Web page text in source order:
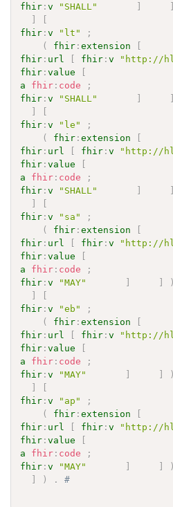
fhir :v "SHALL" ] ]
]
[
fhir :v "lt"
;
(
fhir :extension
[
fhir : url [ fhir :v
"http://
fhir :value
[
a
fhir : code
;
fhir :v "SHALL" ] ]
]
[
fhir :v "le"
;
(
fhir :extension
[
fhir : url [ fhir :v
"http://
fhir :value
[
a
fhir : code
;
fhir :v "SHALL" ] ]
]
[
fhir :v "sa"
;
(
fhir :extension
[
fhir : url [ fhir :v
"http://
fhir :value
[
a
fhir : code
;
fhir :v "MAY" ] ]
)
]
[
fhir :v "eb"
;
(
fhir :extension
[
fhir : url [ fhir :v
"http://
fhir :value
[
a
fhir : code
;
fhir :v "MAY" ] ]
)
]
[
fhir :v "ap"
;
(
fhir :extension
[
fhir : url [ fhir :v
"http://
fhir :value
[
a
fhir : code
;
fhir :v "MAY" ] ]
)
]
) . #